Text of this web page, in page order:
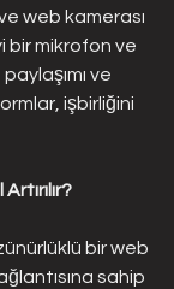
web kamerası
bir mikrofon ve
ve
işbirliğini
bir web
sahip